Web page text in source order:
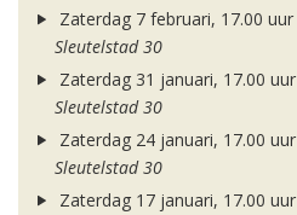
Zaterdag 7 februari, 17.00 uur
Sleutelstad 30
Zaterdag 31 januari, 17.00 uur
Sleutelstad 30
Zaterdag 24 januari, 17.00 uur
Sleutelstad 30
Zaterdag 17 januari, 17.00 uur